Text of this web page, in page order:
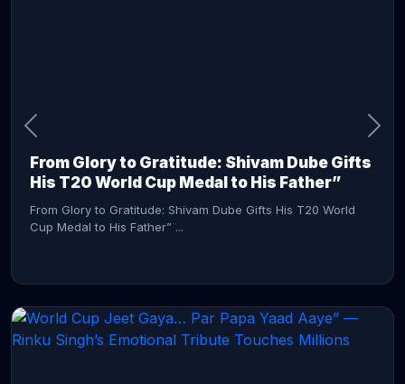
From Glory to Gratitude: Shivam Dube Gifts
His T20 World Cup Medal to His Father”
From Glory to Gratitude: Shivam Dube Gifts His T20 World
Cup Medal to His Father” ...